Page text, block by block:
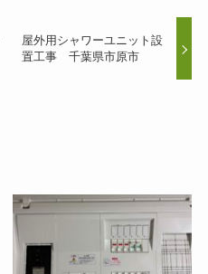
屋外用シャワーユニット設
置工事 千葉県市原市